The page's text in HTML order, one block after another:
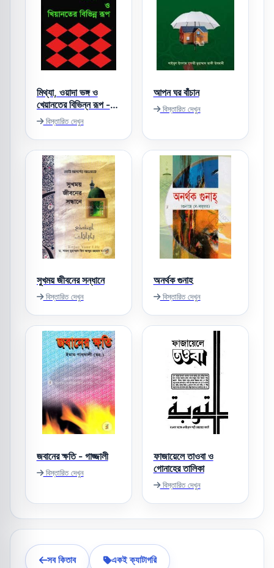
মিথ্যা, ওয়াদা ভঙ্গ ও
খেয়ানতের বিভিন্ন রূপ -
তাকী উসমানী
বিস্তারিত দেখুন
আপন ঘর বাঁচান
বিস্তারিত দেখুন
সুখময় জীবনের সন্ধানে
বিস্তারিত দেখুন
অনর্থক গুনাহ
বিস্তারিত দেখুন
জবানের ক্ষতি - গাজ্জালী
বিস্তারিত দেখুন
ফাজায়েলে তাওবা ও
গোনাহের তালিকা
বিস্তারিত দেখুন
সব কিতাব একই ক্যাটাগরি